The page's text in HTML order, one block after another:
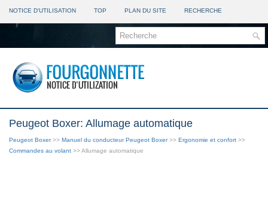
NOTICE D'UTILISATION TOP PLAN DU SITE RECHERCHE
Peugeot Boxer: Allumage automatique
Peugeot Boxer>> Manuel du conducteur Peugeot Boxer>> Ergonomie et confort >>
Commandes au volant >> Allumage automatique